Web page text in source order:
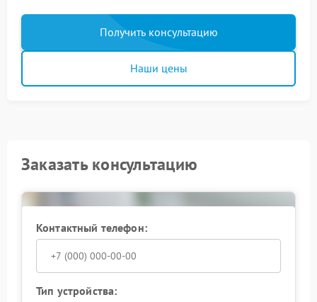
Получить консультацию
Наши цены
Заказать консультацию
Контактный телефон:
Тип устройства: